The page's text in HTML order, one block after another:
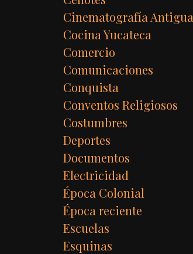
Cinematografía Antigua
Cocina Yucateca
Comercio
Comunicaciones
Conquista
Conventos Religiosos
Costumbres
Deportes
Documentos
Electricidad
Época Colonial
Época reciente
Escuelas
Esquinas